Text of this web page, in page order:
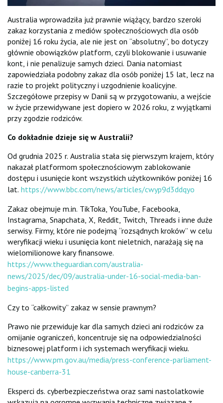
Australia wprowadziła już prawnie wiążący, bardzo szeroki
zakaz korzystania z mediów społecznościowych dla osób
poniżej 16 roku życia, ale nie jest on “absolutny”, bo dotyczy
głównie obowiązków platform, czyli blokowanie i usuwanie
kont, i nie penalizuje samych dzieci. Dania natomiast
zapowiedziała podobny zakaz dla osób poniżej 15 lat, lecz na
razie to projekt polityczny i uzgodnienie koalicyjne.
Szczegółowe przepisy w Danii są w przygotowaniu, a wejście
w życie przewidywane jest dopiero w 2026 roku, z wyjątkami
przy zgodzie rodziców.
Co dokładnie dzieje się w Australii?
Od grudnia 2025 r. Australia stała się pierwszym krajem, który
nakazał platformom społecznościowym zablokowanie
dostępu i usunięcie kont wszystkich użytkowników poniżej 16
lat. https://www.bbc.com/news/articles/cwyp9d3ddqyo
Zakaz obejmuje m.in. TikToka, YouTube, Facebooka,
Instagrama, Snapchata, X, Reddit, Twitch, Threads i inne duże
serwisy. Firmy, które nie podejmą “rozsądnych kroków” w celu
weryfikacji wieku i usunięcia kont nieletnich, narażają się na
wielomilionowe kary finansowe.
https://www.theguardian.com/australia-
news/2025/dec/09/australia-under-16-social-media-ban-
begins-apps-listed
Czy to “całkowity” zakaz w sensie prawnym?
Prawo nie przewiduje kar dla samych dzieci ani rodziców za
omijanie ograniczeń, koncentruje się na odpowiedzialności
biznesowej platform i ich systemach weryfikacji wieku.
https://www.pm.gov.au/media/press-conference-parliament-
house-canberra-31
Eksperci ds. cyberbezpieczeństwa oraz sami nastolatkowie